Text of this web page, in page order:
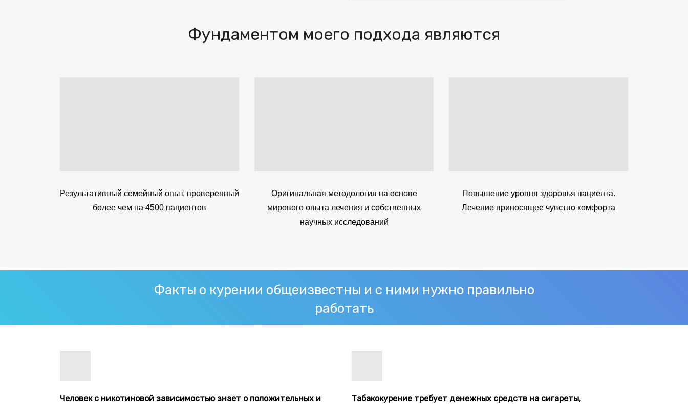
Фундаментом моего подхода являются
Результативный семейный опыт, проверенный
более чем на 4500 пациентов
Оригинальная методология на основе
мирового опыта лечения и собственных
научных исследований
Повышение уровня здоровья пациента.
Лечение приносящее чувство комфорта
Факты о курении общеизвестны и с ними нужно правильно
работать
Человек с никотиновой зависимостью знает о положительных и
Табакокурение требует денежных средств на сигареты,